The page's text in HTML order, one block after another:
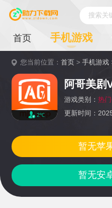
搜索关
首页 手机游戏
您当前位置：首页 >手机游戏
2℃
阿哥美剧
游戏类别： 热
更新时间：
暂无安
暂无苹